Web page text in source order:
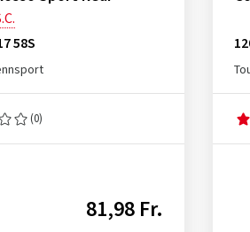
58S
(0)
81,98 Fr.